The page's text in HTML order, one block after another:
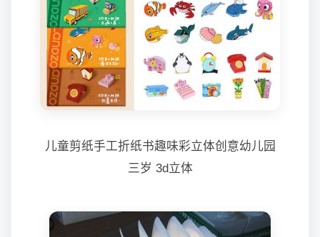
儿童剪纸手工折纸书趣味彩立体创意幼儿园
三岁 3d立体